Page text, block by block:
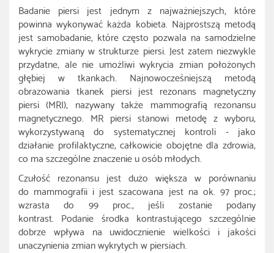
Badanie piersi jest jednym z najważniejszych, które
powinna wykonywać każda kobieta. Najprostszą metodą
jest samobadanie, które często pozwala na samodzielne
wykrycie zmiany w strukturze piersi. Jest zatem niezwykle
przydatne, ale nie umożliwi wykrycia zmian położonych
głębiej w tkankach. Najnowocześniejszą metodą
obrazowania tkanek piersi jest rezonans magnetyczny
piersi (MRI), nazywany także mammografią rezonansu
magnetycznego. MR piersi stanowi metodę z wyboru,
wykorzystywaną do systematycznej kontroli - jako
działanie profilaktyczne, całkowicie obojętne dla zdrowia,
co ma szczególne znaczenie u osób młodych.
Czułość rezonansu jest dużo większa w porównaniu
do mammografii i jest szacowana jest na ok. 97 proc.;
wzrasta do 99 proc., jeśli zostanie podany
kontrast. Podanie środka kontrastującego szczególnie
dobrze wpływa na uwidocznienie wielkości i jakości
unaczynienia zmian wykrytych w piersiach.